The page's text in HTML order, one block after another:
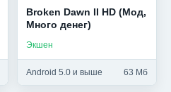
Broken Dawn II HD (Мод,
Много денег)
Экшен
Android 5.0 и выше 63 Мб